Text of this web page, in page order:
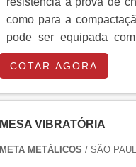
como para a
pode ser equipada
produtos.Entre em
COTAR AGORA
MESA VIBRATÓRIA
META METÁLICOS / SÃO